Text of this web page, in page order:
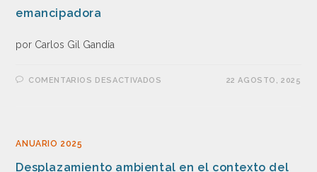
emancipadora
por Carlos Gil Gandía
COMENTARIOS DESACTIVADOS 22 AGOSTO, 2025
ANUARIO 2025
Desplazamiento ambiental en el contexto del